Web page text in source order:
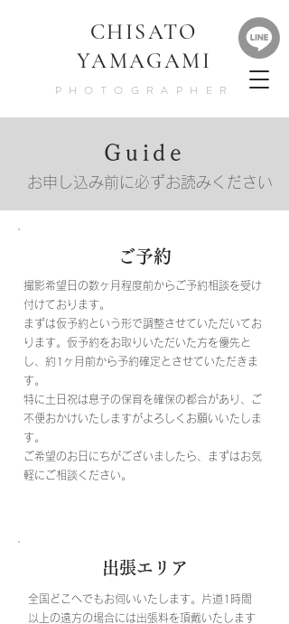
​CHISATO
YAMAGAMI
PHOTOGRAPHER
Guide
お申し込み前に必ずお読みください
ご予約
撮影希望日の数ヶ月程度前からご予約相談を受け
付けております。
まずは仮予約という形で調整させていただいてお
ります。仮予約をお取りいただいた方を優先と
し、約1ヶ月前から予約確定とさせていただきま
す。
特に土日祝は息子の保育を確保の都合があり、ご
不便おかけいたしますがよろしくお願いいたしま
す。
​ご希望のお日にちがございましたら、まずはお気
軽にご相談ください。
出張エリア
全国どこへでもお伺いいたします。片道1時間
以上の遠方の場合には出張料を頂戴いたします